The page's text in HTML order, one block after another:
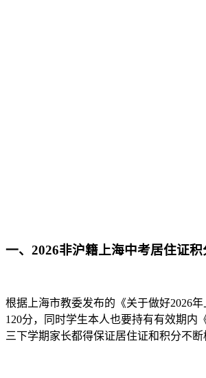
一、2026非沪籍上海中考居住证
根据上海市教委发布的《关于做好2026
120分，同时学生本人也要持有有效期内
三下学期家长都得保证居住证和积分不断